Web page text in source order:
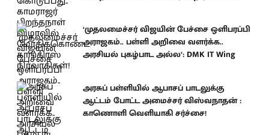
‘முதலமைச்சர் விஜயின் பேச்சை ஒளிபரப்பி
அராஜகம்.. பள்ளி அறிவை வளர்க்க..
அரசியல் புகழ்பாட அல்ல’: DMK IT Wing
அரசுப் பள்ளியில் ஆபாசப் பாடலுக்கு
ஆட்டம் போட்ட அமைச்சர் விஸ்வநாதன் :
காணொளி வெளியாகி சர்ச்சை!